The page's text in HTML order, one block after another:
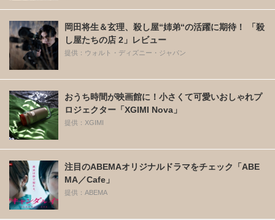
岡田将生＆玄理、殺し屋“姉弟“の活躍に期待！ 「殺
し屋たちの店 2」レビュー
提供：ウォルト・ディズニー・ジャパン
おうち時間が映画館に！小さくて可愛いおしゃれプ
ロジェクター「XGIMI Nova」
提供：XGIMI
注目のABEMAオリジナルドラマをチェック「ABE
MA／Cafe」
提供：ABEMA